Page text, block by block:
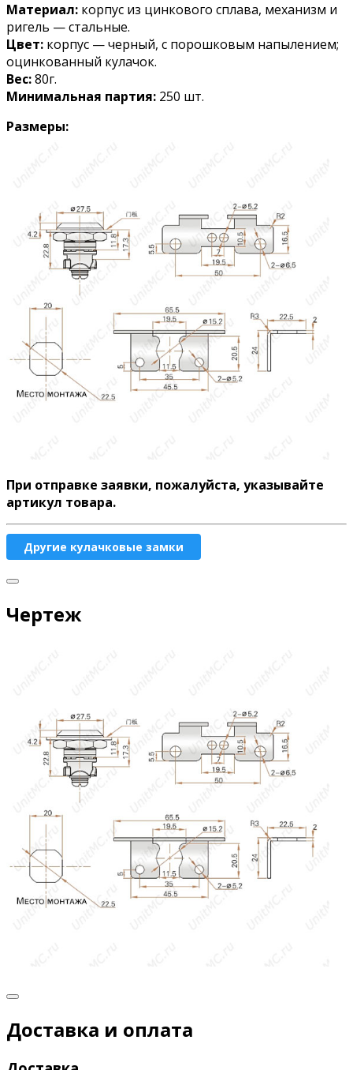
Материал: корпус из цинкового сплава, механизм и
ригель — стальные.
Цвет: корпус — черный, с порошковым напылением;
оцинкованный кулачок.
Вес:80г.
Минимальная партия: 250 шт.
Размеры:
При отправке заявки, пожалуйста, указывайте
артикул товара.
Другие кулачковые замки
Чертеж
Доставка и оплата